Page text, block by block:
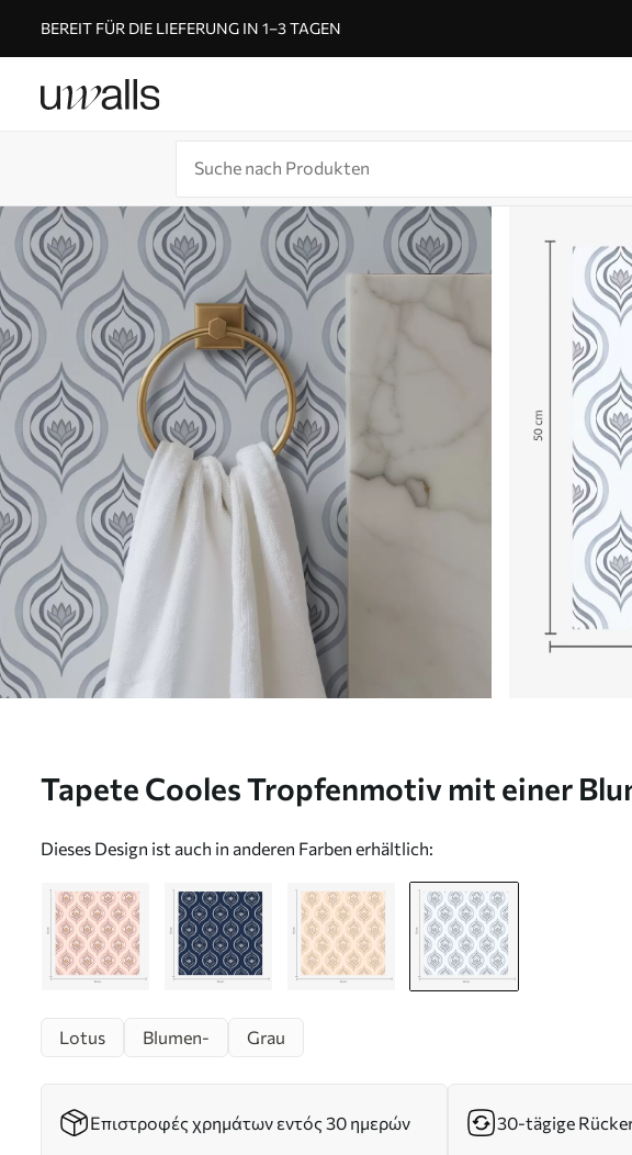
BEREIT FÜR DIE LIEFERUNG IN 1–3 TAGEN
Tapete Cooles Tropfenmotiv mit einer
Dieses Design ist auch in anderen Farben erhältlich:
Lotus Blumen- Grau
Επιστροφές χρημάτων εντός 30 ημερών 30-tägige